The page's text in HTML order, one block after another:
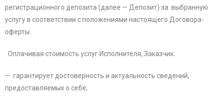
регистрационного депозита (далее — Депозит) за выбранную
услугу в соответствии с положениями настоящего Договора-
оферты.
Оплачивая стоимость услуг Исполнителя, Заказчик:
— гарантирует достоверность и актуальность сведений,
предоставляемых о себе;